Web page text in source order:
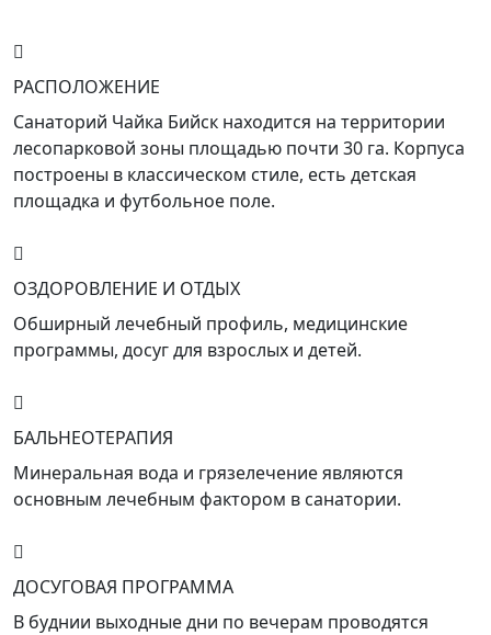
РАСПОЛОЖЕНИЕ
Санаторий Чайка Бийск находится на территории
лесопарковой зоны площадью почти 30 га. Корпуса
построены в классическом стиле, есть детская
площадка и футбольное поле.
ОЗДОРОВЛЕНИЕ И ОТДЫХ
Обширный лечебный профиль, медицинские
программы, досуг для взрослых и детей.
БАЛЬНЕОТЕРАПИЯ
Минеральная вода и грязелечение являются
основным лечебным фактором в санатории.
ДОСУГОВАЯ ПРОГРАММА
В буднии выходные дни по вечерам проводятся